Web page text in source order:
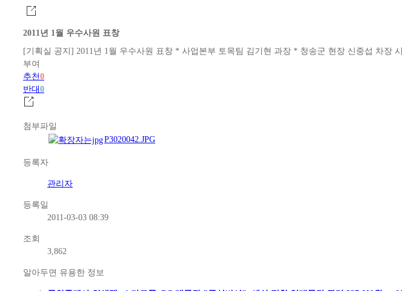
2011년 1월 우수사원 표창
[기획실 공지] 2011년 1월 우수사원 표창 * 사업본부 토목팀 김기현 과장 * 청송군 현장 신중섭 차장
부여
추천0
반대 0
첨부파일
P3020042.JPG
등록자
관리자
등록일
2011-03-03 08:39
조회
3,862
알아두면 유용한 정보